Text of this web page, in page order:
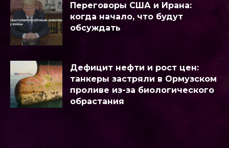
Переговоры США и Ирана:
когда начало, что будут
обсуждать
Дефицит нефти и рост цен:
танкеры застряли в Ормузском
проливе из-за биологического
обрастания